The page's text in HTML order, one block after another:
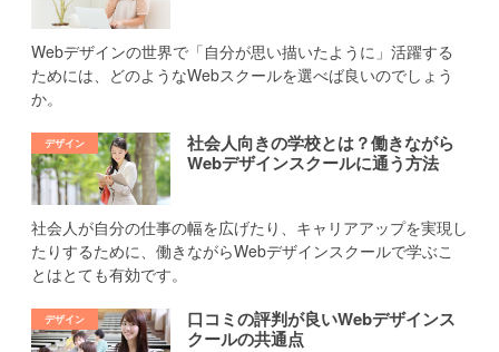
Webデザインの世界で「自分が思い描いたように」活躍する
ためには、どのようなWebスクールを選べば良いのでしょう
か。
社会人向きの学校とは？働きながら
Webデザインスクールに通う方法
社会人が自分の仕事の幅を広げたり、キャリアアップを実現し
たりするために、働きながらWebデザインスクールで学ぶこ
とはとても有効です。
口コミの評判が良いWebデザインス
クールの共通点